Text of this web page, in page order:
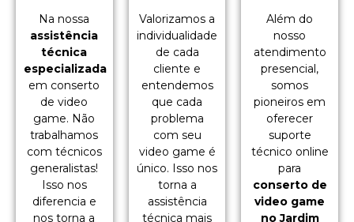
Na nossa
assistência
técnica
especializada
em conserto
de video
game. Não
trabalhamos
com técnicos
generalistas!
Isso nos
diferencia e
nos torna a
Valorizamos a
individualidade
de cada
cliente e
entendemos
que cada
problema
com seu
video game é
único. Isso nos
torna a
assistência
técnica mais
Além do
nosso
atendimento
presencial,
somos
pioneiros em
oferecer
suporte
técnico online
para
conserto de
video game
no Jardim